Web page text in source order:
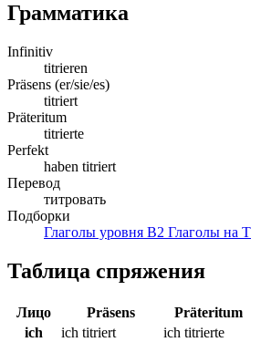
Грамматика
Infinitiv
titrieren
Präsens (er/sie/es)
titriert
Präteritum
titrierte
Perfekt
haben titriert
Перевод
титровать
Подборки
Глаголы уровня B2 Глаголы на T
Таблица спряжения
Лицо Präsens
Präteritum
ich
ich titriert
ich titrierte